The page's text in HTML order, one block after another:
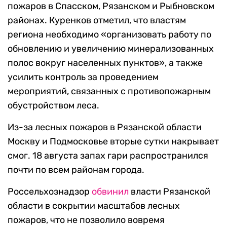
пожаров в Спасском, Рязанском и Рыбновском
районах. Куренков отметил, что властям
региона необходимо «организовать работу по
обновлению и увеличению минерализованных
полос вокруг населенных пунктов», а также
усилить контроль за проведением
мероприятий, связанных с противопожарным
обустройством леса.
Из-за лесных пожаров в Рязанской области
Москву и Подмосковье вторые сутки накрывает
смог. 18 августа запах гари распространился
почти по всем районам города.
Россельхознадзор обвинил власти Рязанской
области в сокрытии масштабов лесных
пожаров, что не позволило вовремя